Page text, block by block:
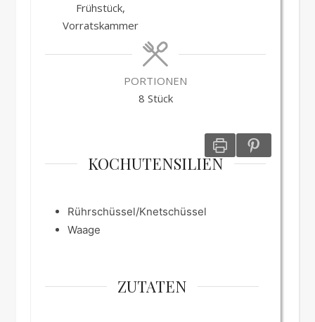
Frühstück,
Vorratskammer
PORTIONEN
8 Stück
KOCHUTENSILIEN
Rührschüssel/Knetschüssel
Waage
ZUTATEN